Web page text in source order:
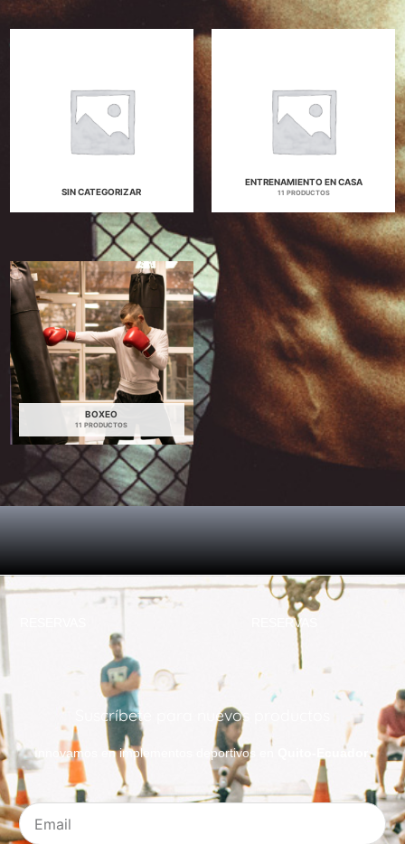
SIN CATEGORIZAR
ENTRENAMIENTO EN CASA
11 PRODUCTOS
BOXEO
11 PRODUCTOS
RESERVAS
Suscríbete para nuevos productos
Innovamos en implementos deportivos en Quito-Ecuador .
Email